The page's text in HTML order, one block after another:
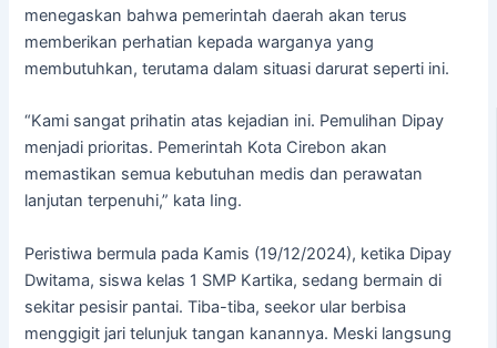
menegaskan bahwa pemerintah daerah akan terus
memberikan perhatian kepada warganya yang
membutuhkan, terutama dalam situasi darurat seperti ini.
“Kami sangat prihatin atas kejadian ini. Pemulihan Dipay
menjadi prioritas. Pemerintah Kota Cirebon akan
memastikan semua kebutuhan medis dan perawatan
lanjutan terpenuhi,” kata Iing.
Peristiwa bermula pada Kamis (19/12/2024), ketika Dipay
Dwitama, siswa kelas 1 SMP Kartika, sedang bermain di
sekitar pesisir pantai. Tiba-tiba, seekor ular berbisa
menggigit jari telunjuk tangan kanannya. Meski langsung